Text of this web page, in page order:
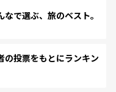
で選ぶ、旅のベスト。
投票をもとにランキン